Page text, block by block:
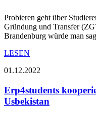
Probieren geht über
Gründung und Transfer
Brandenburg würde man
LESEN
01.12.2022
Erp4students
Usbekistan